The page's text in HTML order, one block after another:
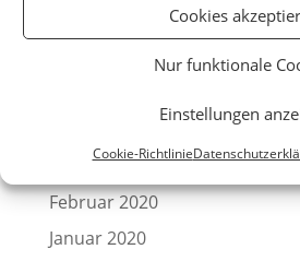
Cookies
Nur funktionale
Einstellungen
Cookie-Richtlinie
März 2020
Februar 2020
Januar 2020